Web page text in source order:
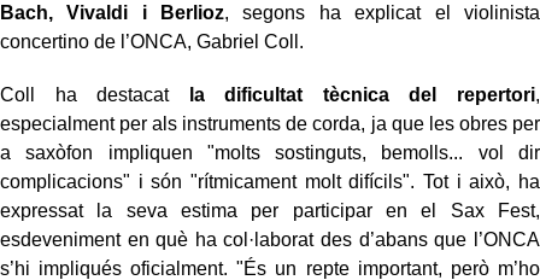
Bach, Vivaldi i Berlioz, segons ha explicat el violinista
concertino de l’ONCA, Gabriel Coll.
Coll ha destacat la dificultat tècnica del repertori,
especialment per als instruments de corda, ja que les obres per
a saxòfon impliquen "molts sostinguts, bemolls... vol dir
complicacions" i són "rítmicament molt difícils". Tot i això, ha
expressat la seva estima per participar en el Sax Fest,
esdeveniment en què ha col·laborat des d’abans que l’ONCA
s’hi impliqués oficialment. "És un repte important, però m’ho